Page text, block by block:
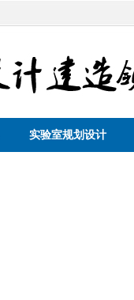
实验室规划设计